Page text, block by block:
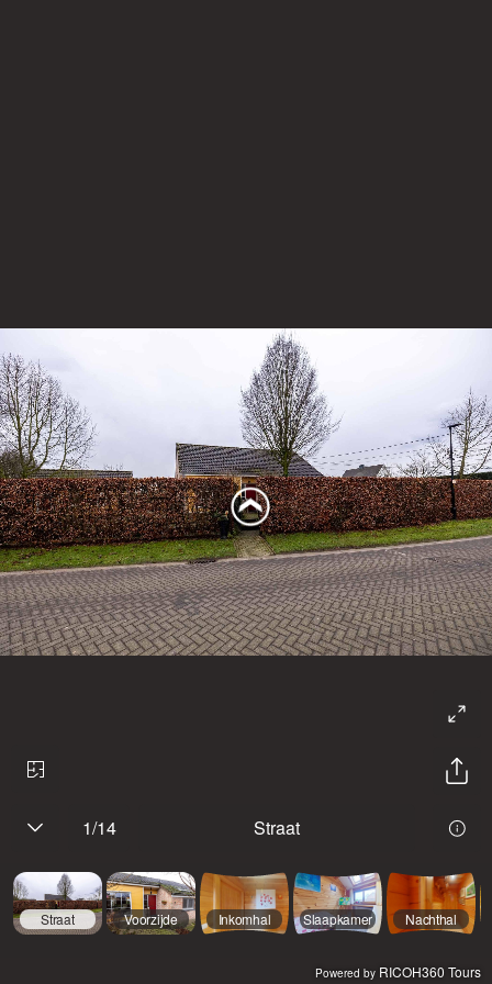
1/14 Straat
Straat Voorzijde Inkomhal Slaapkamer Nachthal
Powered by RICOH360 Tours